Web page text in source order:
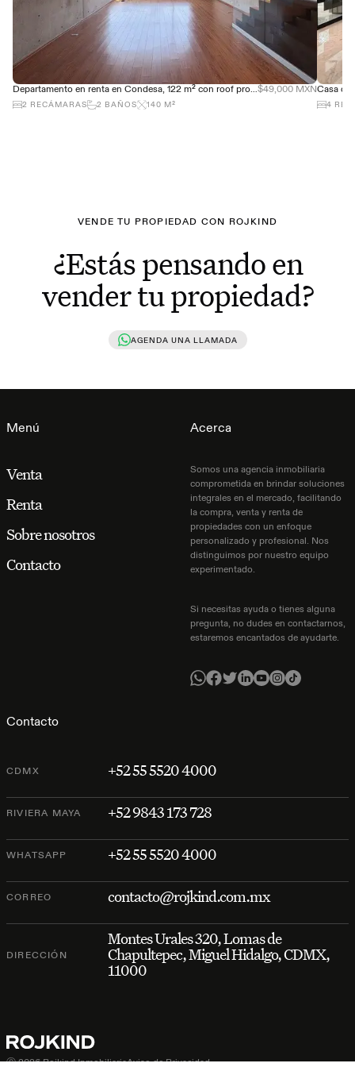
Departamento en renta en Condesa, 122 m² con roof propio y terraza$49,000 MXN
2 RECÁMARAS 2 BAÑOS 140 M² 4
VENDE TU PROPIEDAD CON ROJKIND
¿Estás pensando en
vender tu propiedad?
AGENDA UNA LLAMADA
Menú
Venta
Renta
Sobre nosotros
Contacto
Contacto
CDMX +52 55 5520 4000
RIVIERA MAYA +52 9843 173 728
WHATSAPP +52 55 5520 4000
CORREO contacto@rojkind.com.mx
DIRECCIÓN
Montes Urales 320, Lomas de
Chapultepec, Miguel Hidalgo, CDMX,
11000
Acerca
Somos una agencia inmobiliaria
comprometida en brindar soluciones
integrales en el mercado, facilitando
la compra, venta y renta de
propiedades con un enfoque
personalizado y profesional. Nos
distinguimos por nuestro equipo
experimentado.
Si necesitas ayuda o tienes alguna
pregunta, no dudes en contactarnos,
estaremos encantados de ayudarte.
Ⓒ 2026 Rojkind InmobiliariaAviso de Privacidad